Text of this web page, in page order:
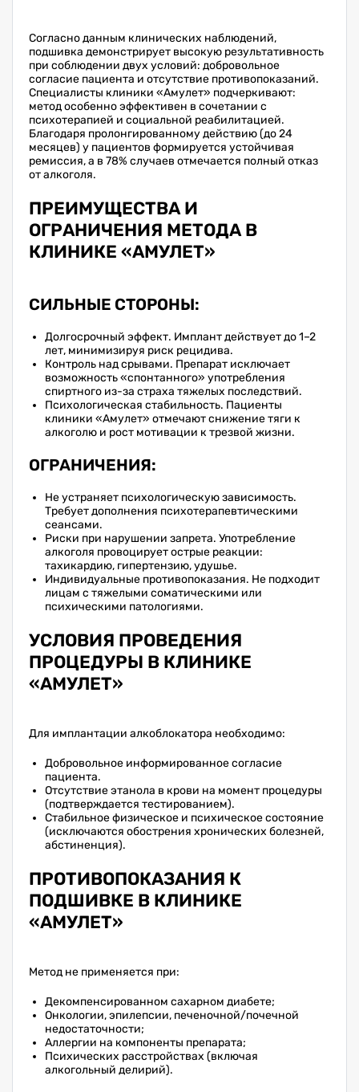
Согласно данным клинических наблюдений,
подшивка демонстрирует высокую результативность
при соблюдении двух условий: добровольное
согласие пациента и отсутствие противопоказаний.
Специалисты клиники «Амулет» подчеркивают:
метод особенно эффективен в сочетании с
психотерапией и социальной реабилитацией.
Благодаря пролонгированному действию (до 24
месяцев) у пациентов формируется устойчивая
ремиссия, а в 78% случаев отмечается полный отказ
от алкоголя.
ПРЕИМУЩЕСТВА И
ОГРАНИЧЕНИЯ МЕТОДА В
КЛИНИКЕ «АМУЛЕТ»
СИЛЬНЫЕ СТОРОНЫ:
Долгосрочный эффект. Имплант действует до 1–2
лет, минимизируя риск рецидива.
Контроль над срывами. Препарат исключает
возможность «спонтанного» употребления
спиртного из-за страха тяжелых последствий.
Психологическая стабильность. Пациенты
клиники «Амулет» отмечают снижение тяги к
алкоголю и рост мотивации к трезвой жизни.
ОГРАНИЧЕНИЯ:
Не устраняет психологическую зависимость.
Требует дополнения психотерапевтическими
сеансами.
Риски при нарушении запрета. Употребление
алкоголя провоцирует острые реакции:
тахикардию, гипертензию, удушье.
Индивидуальные противопоказания. Не подходит
лицам с тяжелыми соматическими или
психическими патологиями.
УСЛОВИЯ ПРОВЕДЕНИЯ
ПРОЦЕДУРЫ В КЛИНИКЕ
«АМУЛЕТ»
Для имплантации алкоблокатора необходимо:
Добровольное информированное согласие
пациента.
Отсутствие этанола в крови на момент процедуры
(подтверждается тестированием).
Стабильное физическое и психическое состояние
(исключаются обострения хронических болезней,
абстиненция).
ПРОТИВОПОКАЗАНИЯ К
ПОДШИВКЕ В КЛИНИКЕ
«АМУЛЕТ»
Метод не применяется при:
Декомпенсированном сахарном диабете;
Онкологии, эпилепсии, печеночной/почечной
недостаточности;
Аллергии на компоненты препарата;
Психических расстройствах (включая
алкогольный делирий).